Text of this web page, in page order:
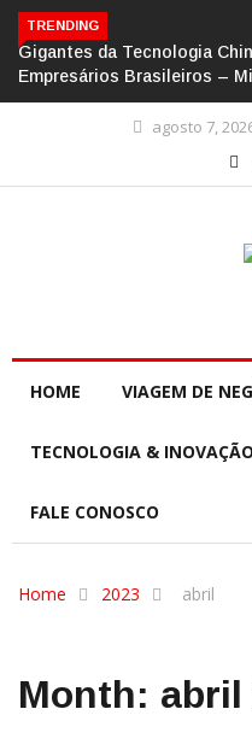
TRENDING
Gigantes da Tecnologia
Empresários Brasileiros –
agosto 7,
HOME VIAGEM DE
TECNOLOGIA & INOVAÇÃO
FALE CONOSCO
Home 2023 abril
Month: abril